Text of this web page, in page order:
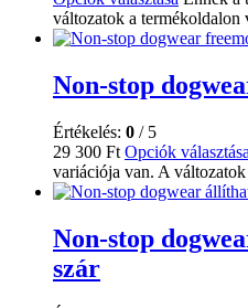
változatok a termékoldalon
Non-stop
Értékelés: 0 / 5
29 300 Ft Opciók választása
variációja van. A
Non-stop
szár